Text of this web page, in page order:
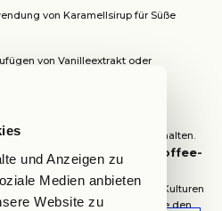
und Anzeigen zu
Medien anbieten
Website zu
von Karamellsirup für Süße
von Vanilleextrakt oder
des Irish Coffee beibehalten.
das klassische Irish Coffee-
wurde von verschiedenen Kulturen
lokale Zutaten integriert, die den